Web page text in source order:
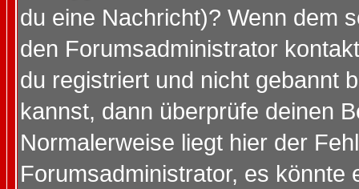
du eine Nachricht)? Wenn dem
den Forumsadministrator
du registriert und nicht gebannt
kannst, dann überprüfe deinen
Normalerweise liegt hier der
Forumsadministrator, es könnte